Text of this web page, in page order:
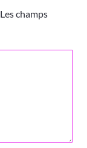
Les champs